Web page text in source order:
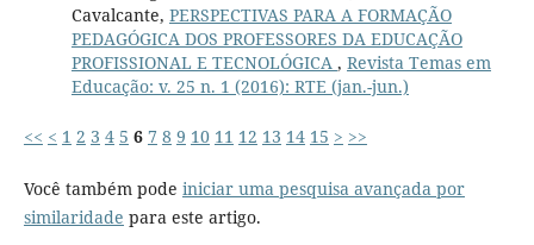
Cavalcante, PERSPECTIVAS PARA A FORMAÇÃO
PEDAGÓGICA DOS PROFESSORES DA EDUCAÇÃO
PROFISSIONAL E TECNOLÓGICA , Revista Temas em
Educação: v. 25 n. 1 (2016): RTE (jan.-jun.)
<< < 1 2 3 4 5 6 7 8 9 10 11 12 13 14 15 > >>
Você também pode iniciar uma pesquisa avançada por
similaridade para este artigo.